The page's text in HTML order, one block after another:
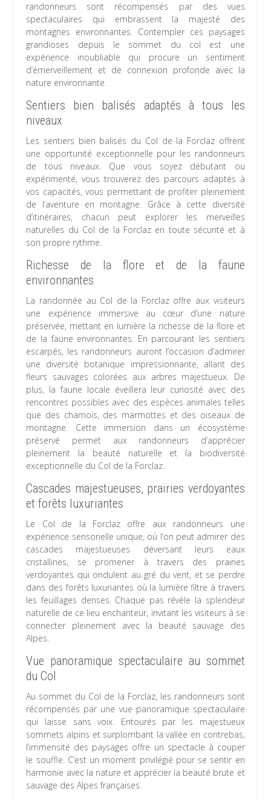
randonneurs sont récompensés par des vues
spectaculaires qui embrassent la majesté des
montagnes environnantes. Contempler ces paysages
grandioses depuis le sommet du col est une
expérience inoubliable qui procure un sentiment
d’émerveillement et de connexion profonde avec la
nature environnante.
Sentiers bien balisés adaptés à tous les
niveaux
Les sentiers bien balisés du Col de la Forclaz offrent
une opportunité exceptionnelle pour les randonneurs
de tous niveaux. Que vous soyez débutant ou
expérimenté, vous trouverez des parcours adaptés à
vos capacités, vous permettant de profiter pleinement
de l’aventure en montagne. Grâce à cette diversité
d’itinéraires, chacun peut explorer les merveilles
naturelles du Col de la Forclaz en toute sécurité et à
son propre rythme.
Richesse de la flore et de la faune
environnantes
La randonnée au Col de la Forclaz offre aux visiteurs
une expérience immersive au cœur d’une nature
préservée, mettant en lumière la richesse de la flore et
de la faune environnantes. En parcourant les sentiers
escarpés, les randonneurs auront l’occasion d’admirer
une diversité botanique impressionnante, allant des
fleurs sauvages colorées aux arbres majestueux. De
plus, la faune locale éveillera leur curiosité avec des
rencontres possibles avec des espèces animales telles
que des chamois, des marmottes et des oiseaux de
montagne. Cette immersion dans un écosystème
préservé permet aux randonneurs d’apprécier
pleinement la beauté naturelle et la biodiversité
exceptionnelle du Col de la Forclaz.
Cascades majestueuses, prairies verdoyantes
et forêts luxuriantes
Le Col de la Forclaz offre aux randonneurs une
expérience sensorielle unique, où l’on peut admirer des
cascades majestueuses déversant leurs eaux
cristallines, se promener à travers des prairies
verdoyantes qui ondulent au gré du vent, et se perdre
dans des forêts luxuriantes où la lumière filtre à travers
les feuillages denses. Chaque pas révèle la splendeur
naturelle de ce lieu enchanteur, invitant les visiteurs à se
connecter pleinement avec la beauté sauvage des
Alpes.
Vue panoramique spectaculaire au sommet
du Col
Au sommet du Col de la Forclaz, les randonneurs sont
récompensés par une vue panoramique spectaculaire
qui laisse sans voix. Entourés par les majestueux
sommets alpins et surplombant la vallée en contrebas,
l’immensité des paysages offre un spectacle à couper
le souffle. C’est un moment privilégié pour se sentir en
harmonie avec la nature et apprécier la beauté brute et
sauvage des Alpes françaises.